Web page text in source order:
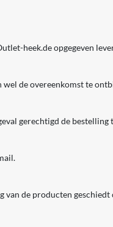
heek.de opgegeven
wel de overeenkomst te
gerechtigd de
van de producten